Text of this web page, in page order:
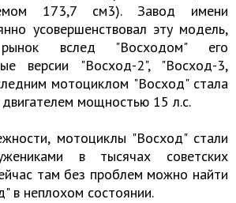
173,7 см3). Завод имени
усовершенствовал эту модель,
вслед "Восходом" его
версии "Восход-2", "Восход-3,
мотоциклом "Восход" стала
мощностью 15 л.с.
мотоциклы "Восход" стали
в тысячах советских
там без проблем можно найти
в неплохом состоянии.